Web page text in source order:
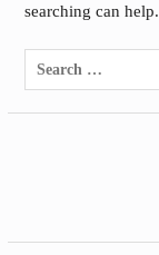
searching can help.
Search
for: